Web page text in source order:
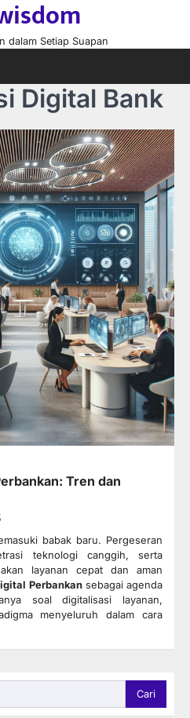
dalam Setiap Suapan
Digital Bank
Tren dan
babak baru. Pergeseran
teknologi canggih, serta
layanan cepat dan aman
Perbankansebagai agenda
soal digitalisasi layanan,
menyeluruh dalam cara